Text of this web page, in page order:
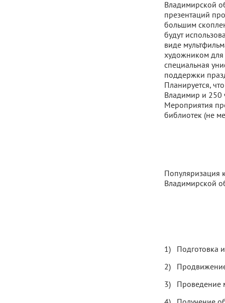
Владимирской
презентаций
большим
будут
виде
художником для
специальная
поддержки
Планируется,
Владимир и 250
Мероприятия
библиотек (не
Популяризация
Владимирской
Подготовка
Проведение